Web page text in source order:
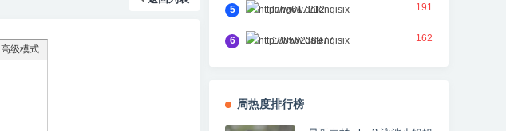
高级模式
5 long617212 191
6 18856238977 162
周热度排行榜